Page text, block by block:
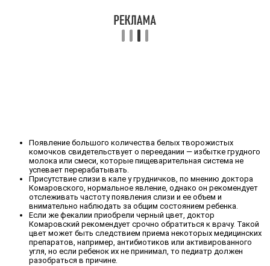
Появление большого количества белых творожистых
комочков свидетельствует о переедании — избытке грудного
молока или смеси, которые пищеварительная система не
успевает перерабатывать.
Присутствие слизи в кале у грудничков, по мнению доктора
Комаровского, нормальное явление, однако он рекомендует
отслеживать частоту появления слизи и ее объем и
внимательно наблюдать за общим состоянием ребенка.
Если же фекалии приобрели черный цвет, доктор
Комаровский рекомендует срочно обратиться к врачу. Такой
цвет может быть следствием приема некоторых медицинских
препаратов, например, антибиотиков или активированного
угля, но если ребенок их не принимал, то педиатр должен
разобраться в причине.